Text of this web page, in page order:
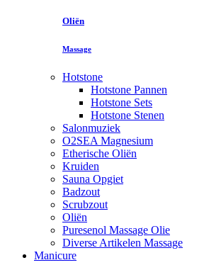
Oliën
Massage
Hotstone
Hotstone Pannen
Hotstone Sets
Hotstone Stenen
Salonmuziek
O2SEA Magnesium
Etherische Oliën
Kruiden
Sauna Opgiet
Badzout
Scrubzout
Oliën
Puresenol Massage Olie
Diverse Artikelen Massage
Manicure